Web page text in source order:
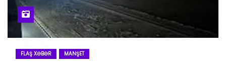
FLAŞ XƏBƏR MANŞET